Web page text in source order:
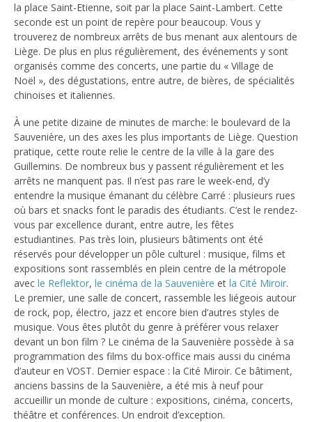
la place Saint-Etienne, soit par la place Saint-Lambert. Cette
seconde est un point de repère pour beaucoup. Vous y
trouverez de nombreux arrêts de bus menant aux alentours de
Liège. De plus en plus régulièrement, des événements y sont
organisés comme des concerts, une partie du « Village de
Noël », des dégustations, entre autre, de bières, de spécialités
chinoises et italiennes.
À une petite dizaine de minutes de marche: le boulevard de la
Sauvenière, un des axes les plus importants de Liège. Question
pratique, cette route relie le centre de la ville à la gare des
Guillemins. De nombreux bus y passent régulièrement et les
arrêts ne manquent pas. Il n’est pas rare le week-end, d’y
entendre la musique émanant du célèbre Carré : plusieurs rues
où bars et snacks font le paradis des étudiants. C’est le rendez-
vous par excellence durant, entre autre, les fêtes
estudiantines. Pas très loin, plusieurs bâtiments ont été
réservés pour développer un pôle culturel : musique, films et
expositions sont rassemblés en plein centre de la métropole
avec le Reflektor, le cinéma de la Sauvenière et la Cité Miroir.
Le premier, une salle de concert, rassemble les liégeois autour
de rock, pop, électro, jazz et encore bien d’autres styles de
musique. Vous êtes plutôt du genre à préférer vous relaxer
devant un bon film ? Le cinéma de la Sauvenière possède à sa
programmation des films du box-office mais aussi du cinéma
d’auteur en VOST. Dernier espace : la Cité Miroir. Ce bâtiment,
anciens bassins de la Sauvenière, a été mis à neuf pour
accueillir un monde de culture : expositions, cinéma, concerts,
théâtre et conférences. Un endroit d’exception.